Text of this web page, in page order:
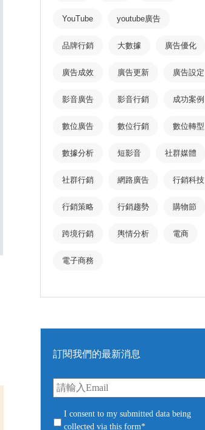
YouTube youtube廣告
品牌行銷 大數據 廣告優化
廣告成效 廣告更新 廣告設定
影音廣告 影音行銷 成功案例
數位廣告 數位行銷 數位轉型
數據分析 短影音 社群媒體
社群行銷 網路廣告 行銷科技
行銷策略 行銷趨勢 購物節
跨境行銷 輿情分析 電商
電子商務
訂閱我們的最新消息
E
m
a
lo
I consent to my submitted data being
collected via this form*